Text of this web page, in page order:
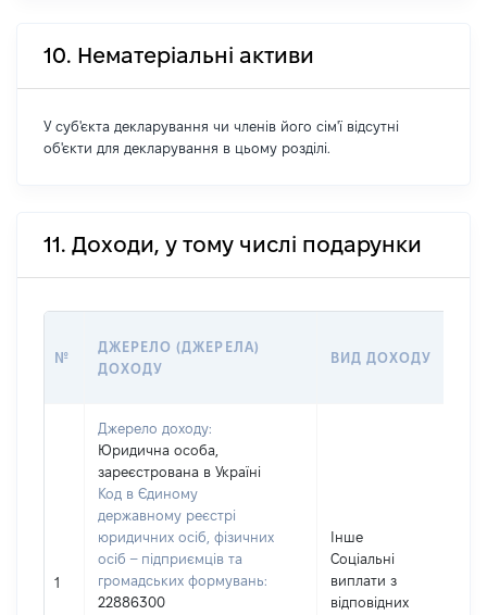
10. Нематеріальні активи
У суб'єкта декларування чи членів його сім'ї відсутні
об'єкти для декларування в цьому розділі.
11. Доходи, у тому числі подарунки
№
ДЖЕРЕЛО (ДЖЕРЕЛА)
ДОХОДУ
ВИД ДОХОДУ
1
Джерело доходу:
Юридична особа,
зареєстрована в Україні
Код в Єдиному
державному реєстрі
юридичних осіб, фізичних
осіб – підприємців та
громадських формувань:
22886300
Інше
Соціальні
виплати з
відповідних